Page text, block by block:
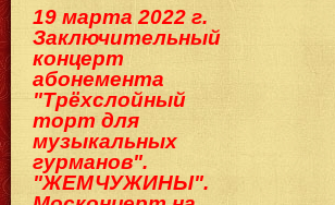
19 марта 2022 г.
Заключительный
концерт
абонемента
"Трёхслойный
торт для
музыкальных
гурманов".
"ЖЕМЧУЖИНЫ".